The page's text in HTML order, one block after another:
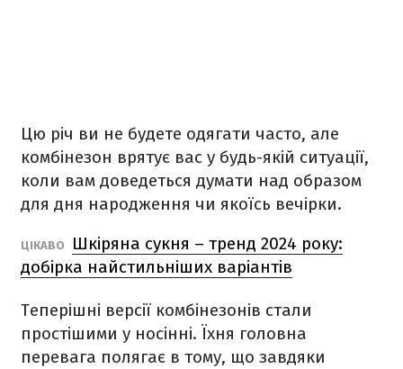
Цю річ ви не будете одягати часто, але
комбінезон врятує вас у будь-якій ситуації,
коли вам доведеться думати над образом
для дня народження чи якоїсь вечірки.
ЦІКАВО
Шкіряна сукня – тренд 2024 року:
добірка найстильніших варіантів
Теперішні версії комбінезонів стали
простішими у носінні. Їхня головна
перевага полягає в тому, що завдяки